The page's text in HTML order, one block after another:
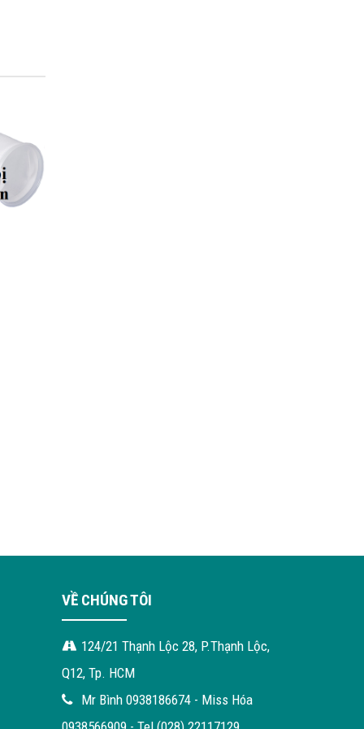
VỀ CHÚNG TÔI
124/21 Thạnh Lộc 28, P.Thạnh Lộc,
Q12, Tp. HCM
Mr Bình 0938186674 - Miss Hóa